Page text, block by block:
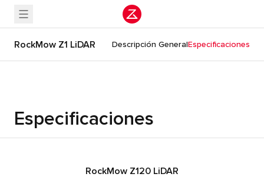
RockMow Z1 LiDAR Descripción GeneralEspecificaciones
Especificaciones
RockMow Z120 LiDAR